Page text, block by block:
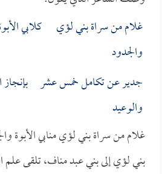
غلام من سراة بني لؤي كلابي
والجدود
جدير عن تكامل خمس عشر بإنجاز
والوعيد
غلام من سراة بني لؤي منابي الأبوة
بني لؤي إلى بني عبد مناف، تلقى علم